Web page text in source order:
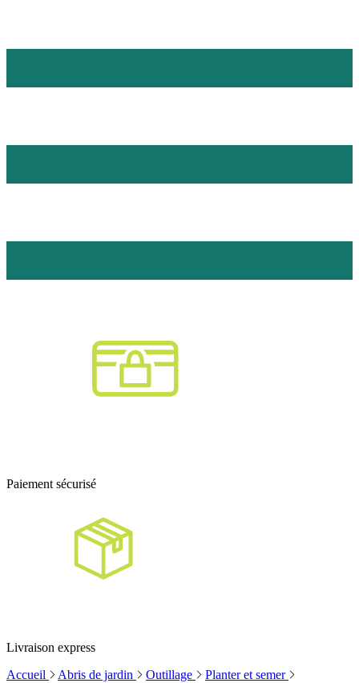
Paiement sécurisé
Livraison express
Accueil
Abris de jardin Outillage
Planter et semer